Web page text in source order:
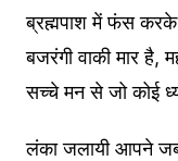
ब्रह्मपाश में फंस करके,
बजरंगी वाकी मार है,
सच्चे मन से जो कोई
लंका जलायी आपने जब